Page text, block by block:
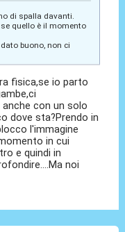
di spalla davanti.
quello è il momento
buono, non ci
fisica,se io parto
con un solo
dove sta?Prendo in
l'immagine
in cui
e quindi in
noi